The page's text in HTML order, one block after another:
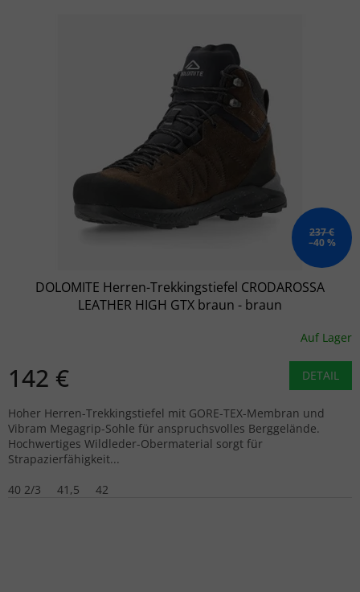
237 €
–40 %
DOLOMITE Herren-Trekkingstiefel CRODAROSSA
LEATHER HIGH GTX braun - braun
Auf Lager
142 € DETAIL
Hoher Herren-Trekkingstiefel mit GORE-TEX-Membran und
Vibram Megagrip-Sohle für anspruchsvolles Berggelände.
Hochwertiges Wildleder-Obermaterial sorgt für
Strapazierfähigkeit...
40 2/3
41,5 42